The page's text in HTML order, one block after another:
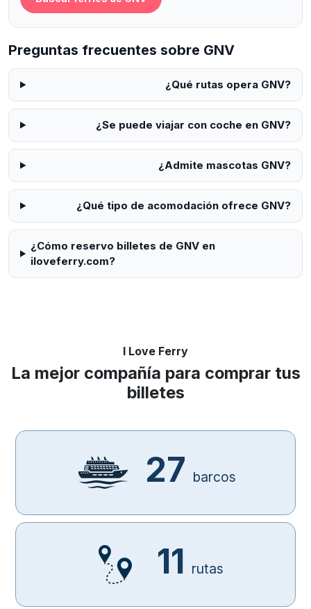
Preguntas frecuentes sobre GNV
¿Qué rutas opera GNV?
¿Se puede viajar con coche en GNV?
¿Admite mascotas GNV?
¿Qué tipo de acomodación ofrece GNV?
¿Cómo reservo billetes de GNV en
iloveferry.com?
I Love Ferry
La mejor compañía para comprar tus
billetes
27 barcos
11 rutas